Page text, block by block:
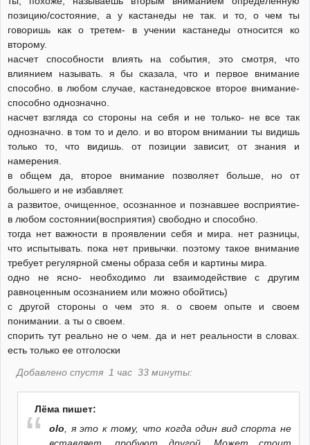
позицию/состояние, а у кастанеды не так. и то, о чем ты
говоришь как о третем- в учении кастанеды относится ко
второму.
насчет способности влиять на события, это смотря, что
влиянием называть. я бы сказала, что и первое внимание
способно. в любом случае, кастанедовское второе внимание-
способно однозначно.
насчет взгляда со стороны на себя и не только- не все так
однозначно. в том то и дело. и во втором внимании ты видишь
только то, что видишь. от позиции зависит, от знания и
намерения.
в общем да, второе внимание позволяет больше, но от
большего и не избавляет.
а развитое, очищенное, осознанное и познавшее восприятие-
в любом состоянии(восприятия) свободно и способно.
тогда нет важности в проявлении себя и мира. нет разницы,
что испытывать. пока нет привычки. поэтому такое внимание
требует регулярной смены образа себя и картины мира.
одно не ясно- необходимо ли взаимодействие с другим
равноценным осознанием или можно обойтись)
с другой стороны о чем это я. о своем опыте и своем
понимании. а ты о своем.
спорить тут реально не о чем. да и нет реальности в словах.
есть только ее отголоски
Добавлено спустя 1 час 33 минуты:
Лёма пишет:
olo , я это к тому, что когда один вид спорта не
вставляет, пробуют другой. Может стоит